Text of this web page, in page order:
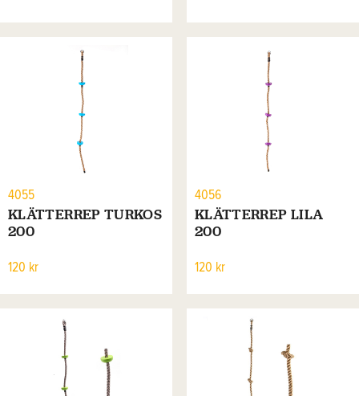
4055
KLÄTTERREP TURKOS
200
120 kr
4056
KLÄTTERREP LILA
200
120 kr